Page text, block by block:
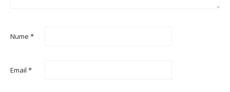
Nume *
Email *